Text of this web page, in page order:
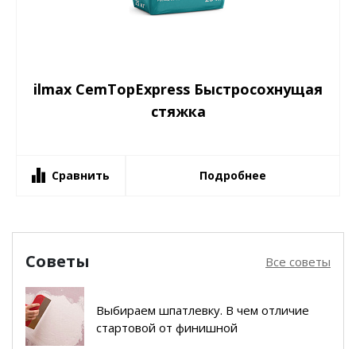
ilmax CemTopExpress Быстросохнущая
стяжка
Сравнить Подробнее
Советы Все советы
Выбираем шпатлевку. В чем отличие
стартовой от финишной